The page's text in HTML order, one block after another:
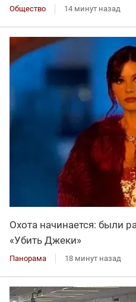
Общество 14 минут назад
Охота начинается: были
«Убить Джеки»
Панорама 18 минут назад